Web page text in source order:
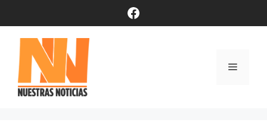
contenido
Facebook
Menú